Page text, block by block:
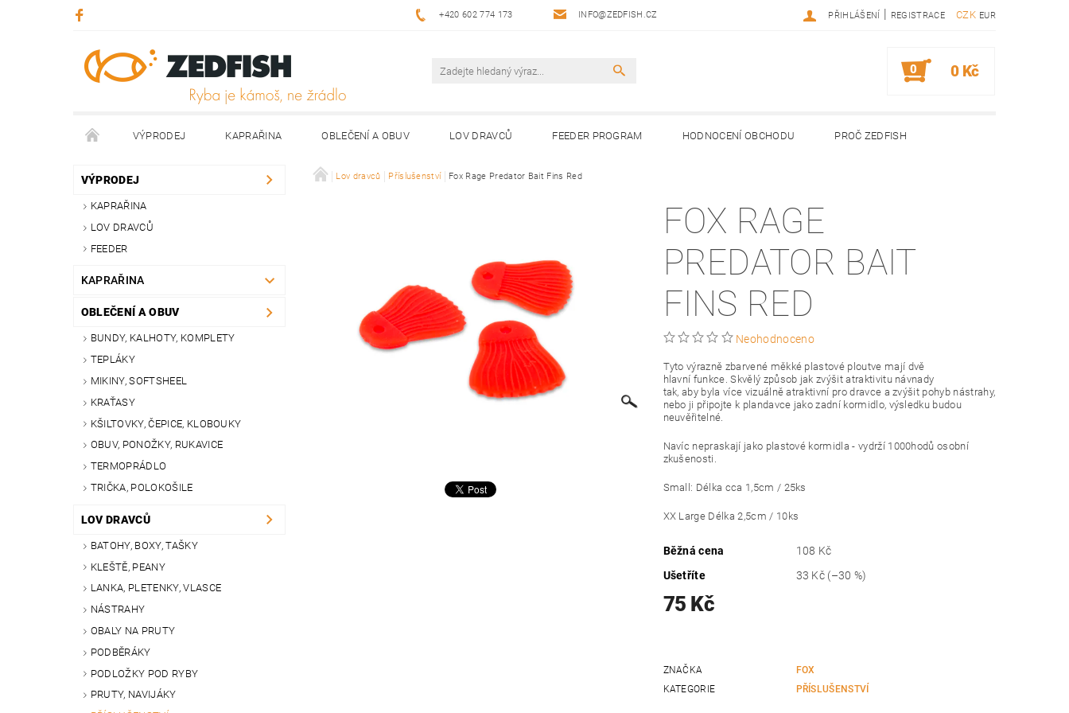
+420 602 774 173 INFO@ZEDFISH.CZ CZK EUR
PŘIHLÁŠENÍ | REGISTRACE
0 0 Kč
VÝPRODEJ KAPRAŘINA OBLEČENÍ A OBUV LOV DRAVCŮ FEEDER PROGRAM HODNOCENÍ OBCHODU PROČ ZEDFISH
KONTAKTY
VÝPRODEJ
KAPRAŘINA
LOV DRAVCŮ
FEEDER
KAPRAŘINA
OBLEČENÍ A OBUV
BUNDY, KALHOTY, KOMPLETY
TEPLÁKY
MIKINY, SOFTSHEEL
KRAŤASY
KŠILTOVKY, ČEPICE, KLOBOUKY
OBUV, PONOŽKY, RUKAVICE
TERMOPRÁDLO
TRIČKA, POLOKOŠILE
LOV DRAVCŮ
BATOHY, BOXY, TAŠKY
KLEŠTĚ, PEANY
LANKA, PLETENKY, VLASCE
NÁSTRAHY
OBALY NA PRUTY
PODBĚRÁKY
PODLOŽKY POD RYBY
PRUTY, NAVIJÁKY
Lov dravců Příslušenství Fox Rage Predator Bait Fins Red
FOX RAGE
PREDATOR BAIT
FINS RED
Neohodnoceno
Tyto výrazně zbarvené měkké plastové ploutve mají dvě
hlavní funkce. Skvělý způsob jak zvýšit atraktivitu návnady
tak, aby byla více vizuálně atraktivní pro dravce a zvýšit pohyb nástrahy,
nebo ji připojte k plandavce jako zadní kormidlo, výsledku budou
neuvěřitelné.
Navíc nepraskají jako plastové kormidla - vydrží 1000hodů osobní
zkušenosti.
Small: Délka cca 1,5cm / 25ks
XX Large Délka 2,5cm / 10ks
Běžná cena
108 Kč
Ušetříte
33 Kč (–30 %)
75 Kč
ZNAČKA
FOX
KATEGORIE
PŘÍSLUŠENSTVÍ